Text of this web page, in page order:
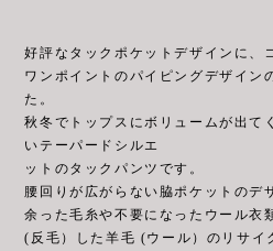
好評なタックポケットデザインに、
ワンポイントのパイピングデザイン
た。
秋冬でトップスにボリュームが出て
いテーパードシルエ
ットのタックパンツです。
腰回りが広がらない脇ポケットのデ
余った毛糸や不要になったウール衣
(反毛）した羊毛 (ウール）のリサイ